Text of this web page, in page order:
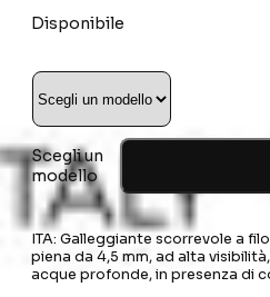
Disponibile
Scegli un
modello
ITA: Galleggiante scorrevole a
piena da 4,5 mm, ad alta
acque profonde, in presenza di